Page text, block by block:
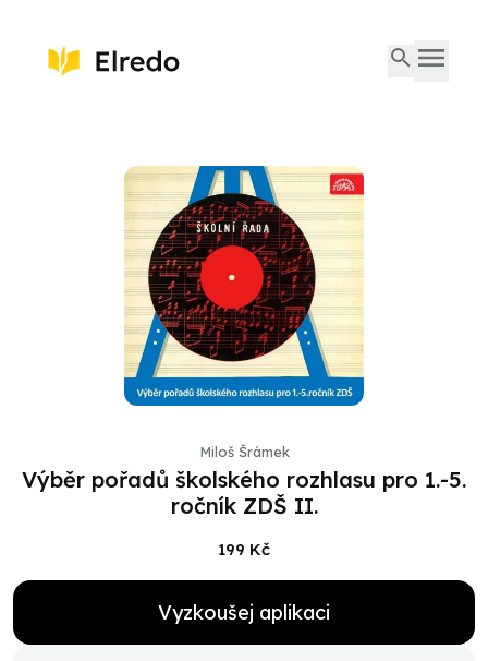
Miloš Šrámek
Výběr pořadů školského rozhlasu pro 1.-5.
ročník ZDŠ II.
199 Kč
Vyzkoušej aplikaci